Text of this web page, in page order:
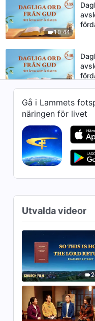
10:44
8:05
10:06
Gå i Lammets
näringen för livet
Utvalda videor